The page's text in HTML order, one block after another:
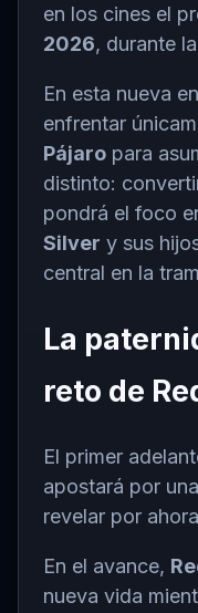
en los cines el
2026, durante
En esta nueva
enfrentar
Pájaro para
distinto:
pondrá el foco
Silver y sus
central en la
La
reto de
El primer
apostará por
revelar por
En el avance,
nueva vida